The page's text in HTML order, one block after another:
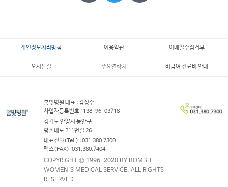
개인정보처리방침 이용약관 이메일수집거부
오시는길 주요연락처 비급여 진료비 안내
봄빛병원 대표 : 김성수
사업자등록번호 : 138-96-03718
경기도 안양시 동안구
평촌대로 211번길 26
대표전화(Tel.) : 031.380.7300
팩스(FAX) :031.380.7404
COPYRIGHT © 1996-2020 BY BOMBIT
WOMEN'S MEDICAL SERVICE. ALL RIGHTS
RESERVED